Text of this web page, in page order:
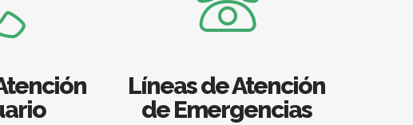
Líneas de Atención
de Emergencias